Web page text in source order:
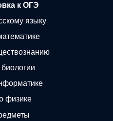
к ОГЭ
языку
физике